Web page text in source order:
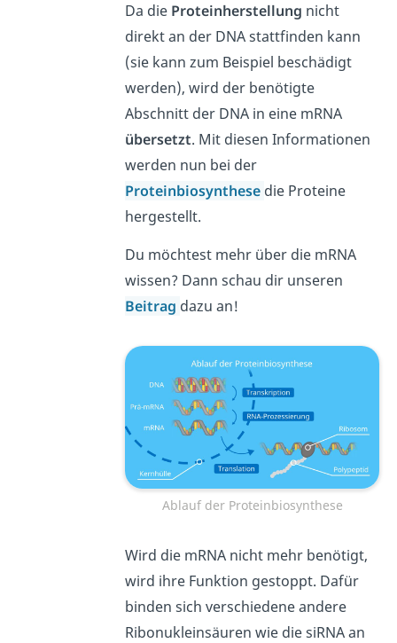
Da die Proteinherstellung nicht
direkt an der DNA stattfinden kann
(sie kann zum Beispiel beschädigt
werden), wird der benötigte
Abschnitt der DNA in eine mRNA
übersetzt. Mit diesen Informationen
werden nun bei der
Proteinbiosynthese die Proteine
hergestellt.
Du möchtest mehr über die mRNA
wissen? Dann schau dir unseren
Beitrag dazu an!
Ablauf der Proteinbiosynthese
Wird die mRNA nicht mehr benötigt,
wird ihre Funktion gestoppt. Dafür
binden sich verschiedene andere
Ribonukleinsäuren wie die siRNA an